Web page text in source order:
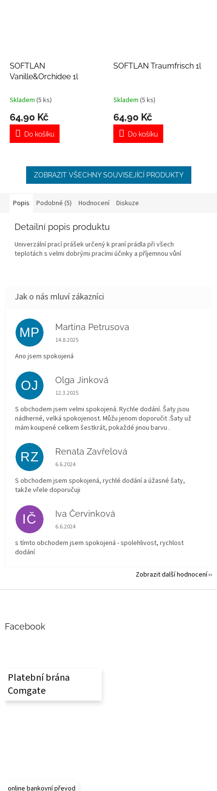
SOFTLAN
Vanille&Orchidee 1l
Skladem (5 ks)
64,90 Kč
Do košíku
SOFTLAN Traumfrisch 1l
Skladem (5 ks)
64,90 Kč
Do košíku
ZOBRAZIT VŠECHNY SOUVISEJÍCÍ PRODUKTY
Popis Podobné (5) Hodnocení Diskuze
Detailní popis produktu
Univerzální prací prášek určený k praní prádla při všech
teplotách s velmi dobrými pracími účinky a příjemnou vůní
MP Martina Petrusova
Hodnocení obchodu je 5 z 5 hvězdiček.
14.8.2025
Ano jsem spokojená
OJ Olga Jinková
Hodnocení obchodu je 5 z 5 hvězdiček.
12.3.2025
S obchodem jsem velmi spokojená. Rychle dodání. Šaty jsou
nádherné, velká spokojenost. Můžu jenom doporučit .Šaty už
mám koupené celkem šestkrát, pokaždé jinou barvu .
RZ Renata Zavřelová
Hodnocení obchodu je 5 z 5 hvězdiček.
6.6.2024
S obchodem jsem spokojená, rychlé dodání a úžasné šaty,
takže vřele doporučuji
IČ Iva Červinková
Hodnocení obchodu je 5 z 5 hvězdiček.
6.6.2024
s tímto obchodem jsem spokojená - spolehlivost, rychlost
dodání
Zobrazit další hodnocení
Facebook
Platební brána
Comgate
online bankovní převod